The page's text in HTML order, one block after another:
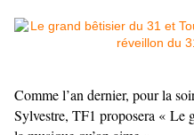
Comme l’an dernier, pour la
Sylvestre, TF1 proposera « Le